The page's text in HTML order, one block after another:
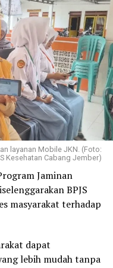
Kini saya bisa
beban
ujar Elok, Jumat,
beberapa langkah
mendaftar
dan tidak
BPJS Kesehatan
dan mudah
REHAB 3.0 melalui
mudah. Saya
menjadi solusi
sesuai kemampuan.
layanan Mobile JKN. (Foto:
Kesehatan Cabang Jember)
Jaminan
BPJS
masyarakat terhadap
dapat
lebih mudah tanpa